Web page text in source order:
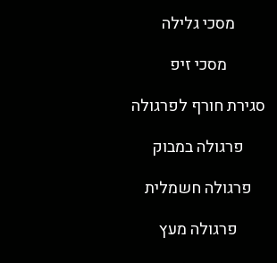
מסכי גלילה
מסכי זיפ
סגירת חורף לפרגולה
פרגולה במבוק
פרגולה חשמלית
פרגולה מעץ